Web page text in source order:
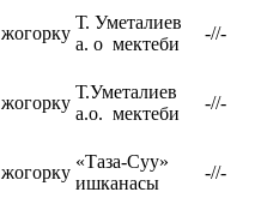
жогорку
Т. Уметалиев
а. о мектеби
-//-
жогорку
Т.Уметалиев
а.о. мектеби
-//-
жогорку
«Таза-Суу»
ишканасы
-//-